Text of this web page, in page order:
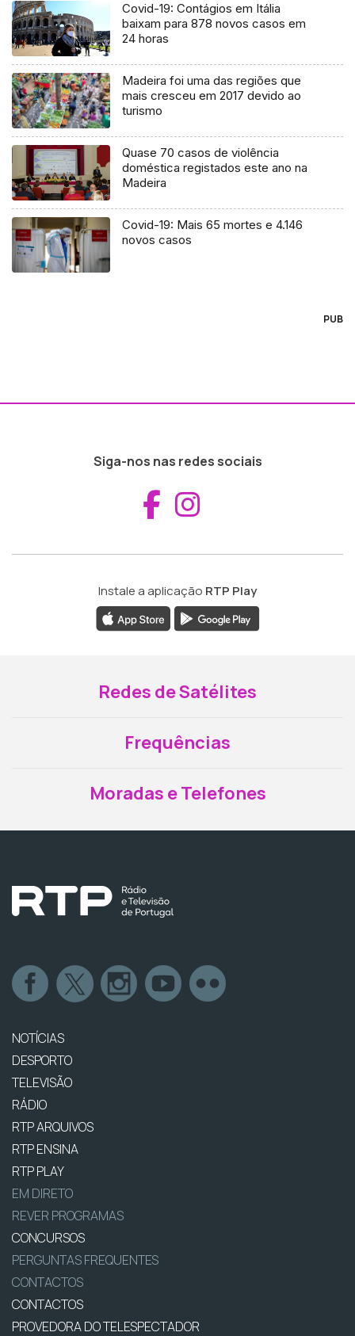
Covid-19: Contágios em Itália
baixam para 878 novos casos em
24 horas
Madeira foi uma das regiões que
mais cresceu em 2017 devido ao
turismo
Quase 70 casos de violência
doméstica registados este ano na
Madeira
Covid-19: Mais 65 mortes e 4.146
novos casos
PUB
Siga-nos nas redes sociais
Aceder ao
Instale a aplicação RTP Play
Redes de Satélites
Frequências
Moradas e Telefones
NOTÍCIAS
DESPORTO
TELEVISÃO
RÁDIO
RTP ARQUIVOS
RTP ENSINA
RTP PLAY
EM DIRETO
REVER PROGRAMAS
CONCURSOS
PERGUNTAS FREQUENTES
CONTACTOS
CONTACTOS
PROVEDORA DO TELESPECTADOR